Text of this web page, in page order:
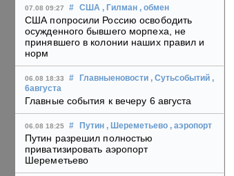
07.08 09:27 # США , Гилман , обмен
США попросили Россию освободить
осужденного бывшего морпеха, не
принявшего в колонии наших правил и
норм
06.08 18:33 # Главныеновости , Сутьсобытий ,
6августа
Главные события к вечеру 6 августа
06.08 18:25 # Путин , Шереметьево , аэропорт
Путин разрешил полностью
приватизировать аэропорт
Шереметьево